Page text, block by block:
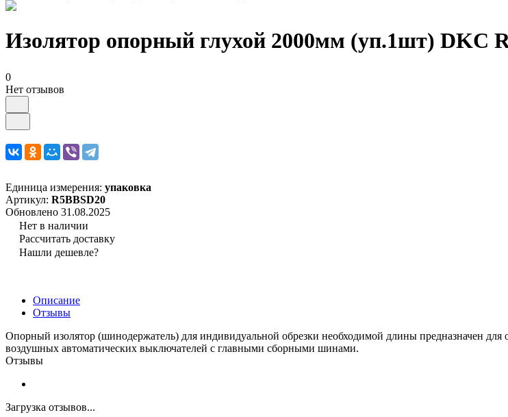
Изолятор опорный глухой 2000мм (уп.1шт) DKC
0
Нет отзывов
Единица измерения: упаковка
Артикул: R5BBSD20
Обновлено 31.08.2025
Нет в наличии
Рассчитать доставку
Нашли дешевле?
Описание
Отзывы
Опорный изолятор (шинодержатель) для индивидуальной обрезки необходимой длины предназначен
воздушных автоматических выключателей с главными сборными шинами.
Отзывы
Загрузка отзывов...